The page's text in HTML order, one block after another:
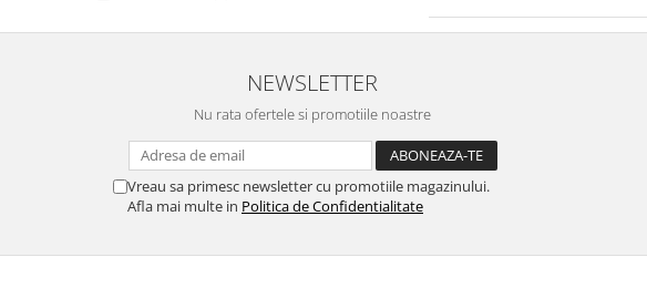
NEWSLETTER
Nu rata ofertele si promotiile noastre
Vreau sa primesc newsletter cu promotiile magazinului.
Afla mai multe in Politica de Confidentialitate